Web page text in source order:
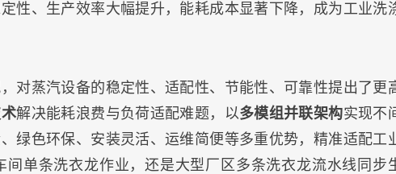
性、生产效率大幅提升，能耗成本显著下降，成为工业洗
对蒸汽设备的稳定性、适配性、节能性、可靠性提出了更
解决能耗浪费与负荷适配难题，以多模组并联架构实现不
绿色环保、安装灵活、运维简便等多重优势，精准适配工
单条洗衣龙作业，还是大型厂区多条洗衣龙流水线同步